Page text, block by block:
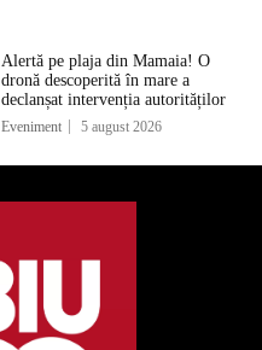
Alertă pe plaja din Mamaia! O
dronă descoperită în mare a
declanșat intervenția autorităților
Eveniment 5 august 2026